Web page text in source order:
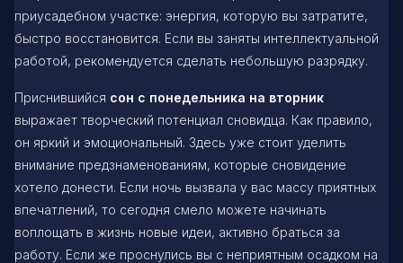
приусадебном участке: энергия, которую вы затратите,
быстро восстановится. Если вы заняты интеллектуальной
работой, рекомендуется сделать небольшую разрядку.
Приснившийся сон с понедельника на вторник
выражает творческий потенциал сновидца. Как правило,
он яркий и эмоциональный. Здесь уже стоит уделить
внимание предзнаменованиям, которые сновидение
хотело донести. Если ночь вызвала у вас массу приятных
впечатлений, то сегодня смело можете начинать
воплощать в жизнь новые идеи, активно браться за
работу. Если же проснулись вы с неприятным осадком на